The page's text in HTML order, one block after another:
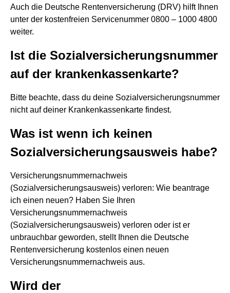
Auch die Deutsche Rentenversicherung (DRV) hilft Ihnen
unter der kostenfreien Servicenummer 0800 – 1000 4800
weiter.
Ist die Sozialversicherungsnummer
auf der krankenkassenkarte?
Bitte beachte, dass du deine Sozialversicherungsnummer
nicht auf deiner Krankenkassenkarte findest.
Was ist wenn ich keinen
Sozialversicherungsausweis habe?
Versicherungsnummernachweis
(Sozialversicherungsausweis) verloren: Wie beantrage
ich einen neuen? Haben Sie Ihren
Versicherungsnummernachweis
(Sozialversicherungsausweis) verloren oder ist er
unbrauchbar geworden, stellt Ihnen die Deutsche
Rentenversicherung kostenlos einen neuen
Versicherungsnummernachweis aus.
Wird der